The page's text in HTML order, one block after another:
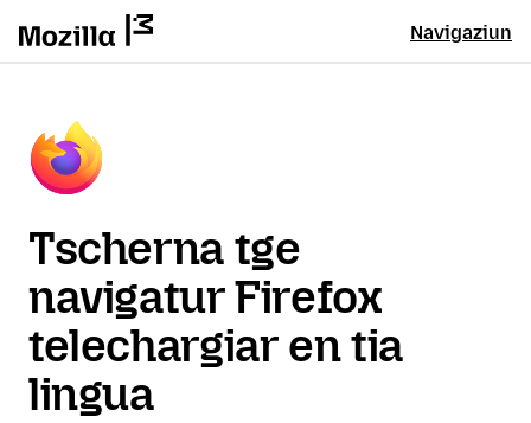
Navigaziun
Tscherna tge
navigatur Firefox
telechargiar en tia
lingua